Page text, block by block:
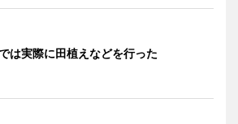
は実際に田植えなどを行った